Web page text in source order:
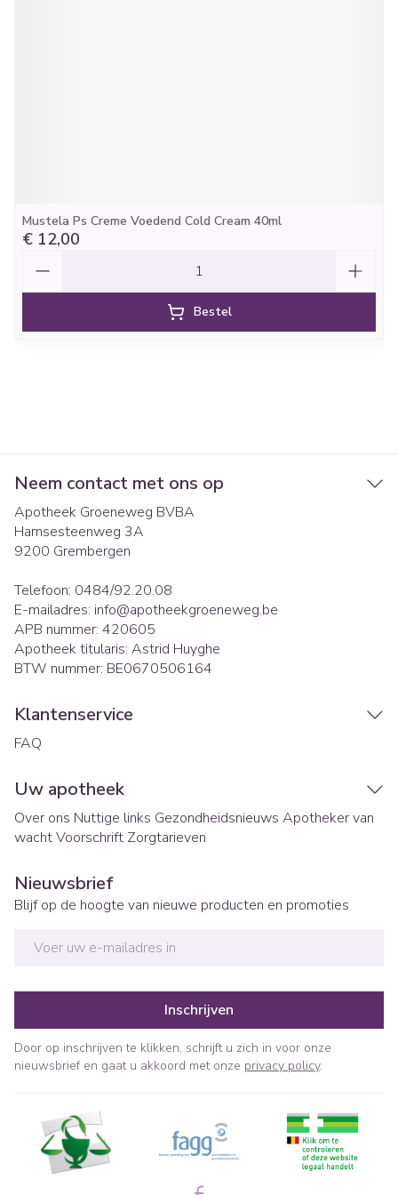
Mustela Ps Creme Voedend Cold Cream 40ml
€ 12,00
Bestel
Neem contact met ons op
Apotheek Groeneweg BVBA
Hamsesteenweg 3A
9200 Grembergen
Telefoon: 0484/92.20.08
E-mailadres: info@apotheekgroeneweg.be
APB nummer: 420605
Apotheek titularis: Astrid Huyghe
BTW nummer: BE0670506164
Klantenservice
FAQ
Uw apotheek
Over ons Nuttige links Gezondheidsnieuws Apotheker van
wachtVoorschrift Zorgtarieven
Nieuwsbrief
Blijf op de hoogte van nieuwe producten en promoties
Inschrijven
Door op inschrijven te klikken, schrijft u zich in voor onze
nieuwsbrief en gaat u akkoord met onze privacy policy.